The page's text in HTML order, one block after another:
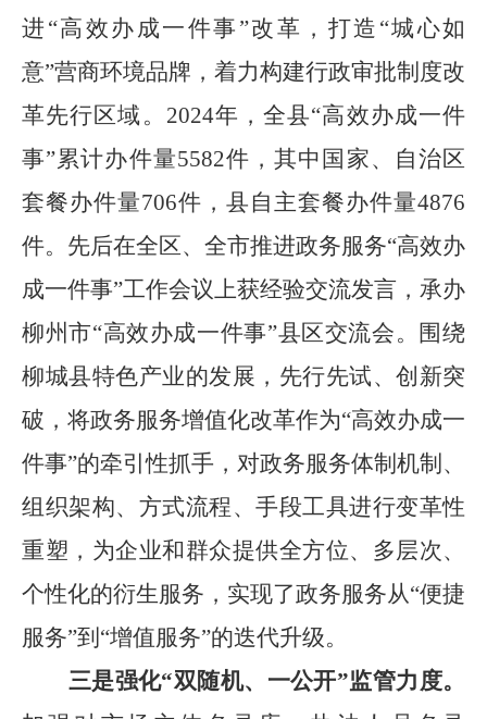
进 “高效办成一件事 ”改革，打造 “城心如
意”营商环境品牌，着力构建行政审批制度改
革先行区域。 2024年，全县“高效办成一件
事”累计办件量5582件，其中国家、自治区
套餐办件量706件，县自主套餐办件量4876
件。先后在全区、全市推进政务服务“高效办
成一件事”工作会议上获经验交流发言，承办
柳州市“高效办成一件事”县区交流会。围绕
柳城县特色产业的发展，先行先试、创新突
破，将政务服务增值化改革作为“高效办成一
件事”的牵引性抓手，对政务服务体制机制、
组织架构、方式流程、手段工具进行变革性
重塑，为企业和群众提供全方位、多层次、
个性化的衍生服务，实现了政务服务从“便捷
服务”到 “增值服务”的迭代升级。
三是强化“双随机、一公开”监管力度。